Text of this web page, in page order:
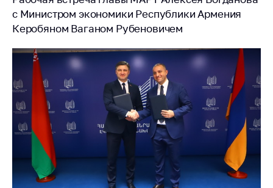
с Министром экономики Республики Армения
Керобяном Ваганом Рубеновичем